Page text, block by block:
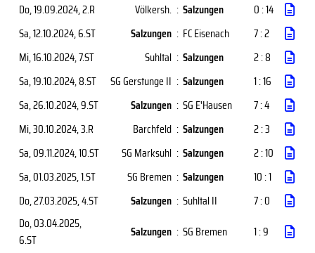
Do, 19.09.2024, 2.R Völkersh. : Salzungen
0 : 14
Sa, 12.10.2024, 6.ST Salzungen : FC Eisenach
7 : 2
Mi, 16.10.2024, 7.ST Suhltal : Salzungen
2 : 8
Sa, 19.10.2024, 8.ST SG Gerstunge II : Salzungen
1 : 16
Sa, 26.10.2024, 9.ST Salzungen : SG E'Hausen
7 : 4
Mi, 30.10.2024, 3.R Barchfeld : Salzungen
2 : 3
Sa, 09.11.2024, 10.ST SG Marksuhl : Salzungen
2 : 10
Sa, 01.03.2025, 1.ST SG Bremen : Salzungen
10 : 1
Do, 27.03.2025, 4.ST Salzungen : Suhltal II
7 : 0
Do, 03.04.2025,
6.ST
Salzungen : SG Bremen
1 : 9